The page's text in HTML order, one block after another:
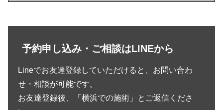
予約申し込み・ご相談はLINEから
Lineでお友達登録していただけると、お問い合わ
せ・相談が可能です。
お友達登録後、「横浜での施術」とご返信くださ